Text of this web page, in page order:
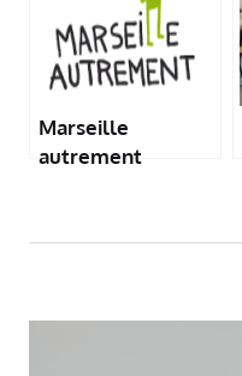
Marseille
autrement